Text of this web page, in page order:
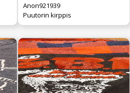
Anon921939
Puutorin kirppis